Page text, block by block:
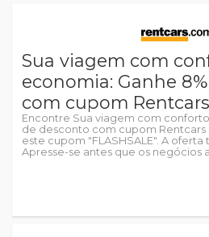
Sua viagem com
economia: Ganhe
com cupom Rentcars
Encontre Sua viagem com
de desconto com cupom Rentcars
este cupom "FLASHSALE". A
Apresse-se antes que os negócios